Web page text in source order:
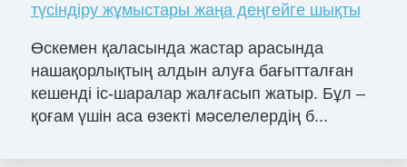
түсіндіру жұмыстары жаңа деңгейге шықты
Өскемен қаласында жастар арасында
нашақорлықтың алдын алуға бағытталған
кешенді іс-шаралар жалғасып жатыр. Бұл –
қоғам үшін аса өзекті мәселелердің б...